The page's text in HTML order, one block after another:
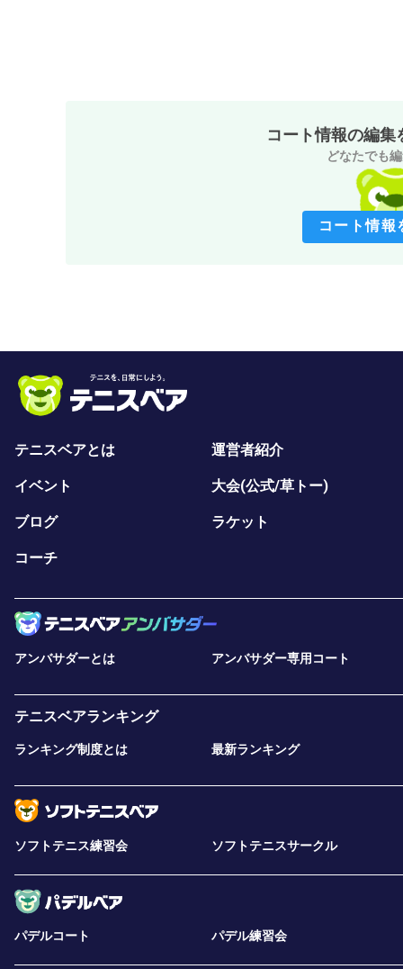
コート情報の編集
どなたでも
コート情報
テニスベアとは 運営者紹介
イベント 大会(公式/草トー)
ブログ ラケット
コーチ
アンバサダーとは アンバサダー専用コート
テニスベアランキング
ランキング制度とは 最新ランキング
ソフトテニス練習会 ソフトテニスサークル
パデルコート パデル練習会